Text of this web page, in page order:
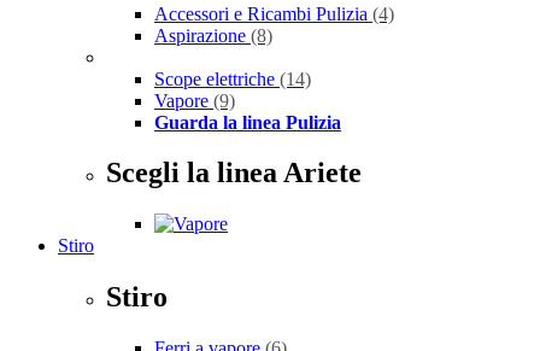
Accessori e Ricambi Pulizia (4)
Aspirazione (8)
Scope elettriche (14)
Vapore (9)
Guarda la linea Pulizia
Scegli la linea Ariete
Stiro
Stiro